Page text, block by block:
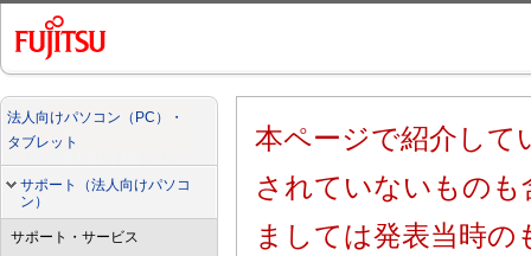
法人向けパソコン（PC）・
タブレット
サポート（法人向けパソコ
ン）
サポート・サービス
本ページで紹介して
されていないもの
ましては発表当時の